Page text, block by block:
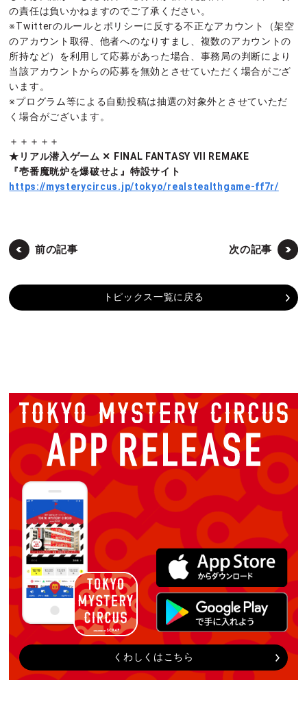
の責任は負いかねますのでご了承ください。
※Twitterのルールとポリシーに反する不正なアカウント（架空
のアカウント取得、他者へのなりすまし、複数のアカウントの
所持など）を利用して応募があった場合、事務局の判断により
当該アカウントからの応募を無効とさせていただく場合がござ
います。
※プログラム等による自動投稿は抽選の対象外とさせていただ
く場合がございます。
＋＋＋＋＋
★リアル潜入ゲーム ✕ FINAL FANTASY VII REMAKE
『壱番魔晄炉を爆破せよ』特設サイト
https://mysterycircus.jp/tokyo/realstealthgame-ff7r/
前の記事 次の記事
トピックス一覧に戻る
くわしくはこちら